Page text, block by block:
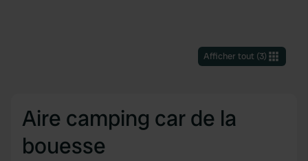
Afficher tout(3)
Aire camping car de la
bouesse